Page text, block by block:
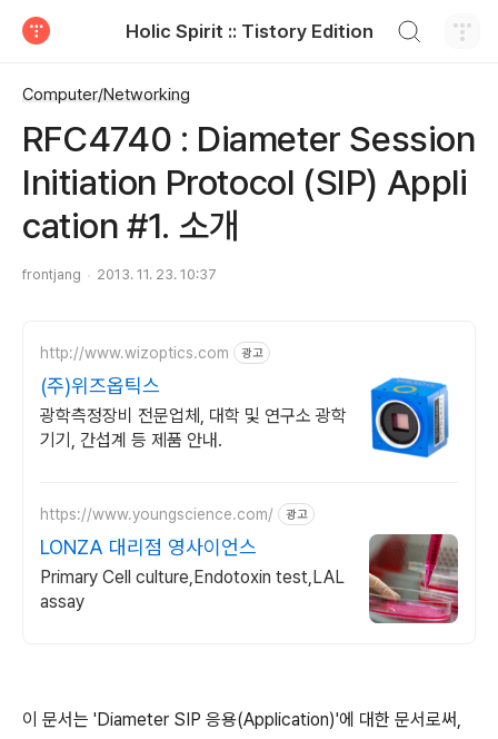
Holic Spirit :: Tistory Edition
Computer/Networking
RFC4740 : Diameter Session
Initiation Protocol (SIP) Appli
cation #1. 소개
frontjang 2013. 11. 23. 10:37
http://www.wizoptics.com 광고
(주)위즈옵틱스
광학측정장비 전문업체, 대학 및 연구소 광학
기기, 간섭계 등 제품 안내.
https://www.youngscience.com/ 광고
LONZA 대리점 영사이언스
Primary Cell culture,Endotoxin test,LAL
assay
이 문서는 'Diameter SIP 응용(Application)'에 대한 문서로써,